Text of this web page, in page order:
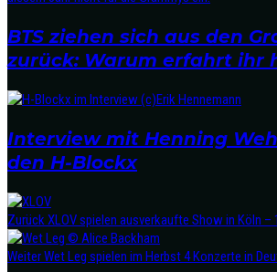
BTS ziehen sich aus den
zurück: Warum erfahrt ihr
Interview mit Henning
den H-Blockx
ZurückXLOV spielen ausverkaufte Show in Köln –
WeiterWet Leg spielen im Herbst 4 Konzerte in